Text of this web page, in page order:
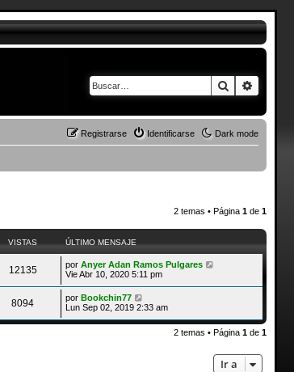
Buscar
Dark mode
Identificarse
Registrarse
2 temas • Página1 de1
VISTAS ÚLTIMO MENSAJE
12135 porAnyer Adan Ramos Pulgares
Vie Abr 10, 2020 5:11 pm
8094 porBookchin77
Lun Sep 02, 2019 2:33 am
2 temas • Página1 de1
Ir a